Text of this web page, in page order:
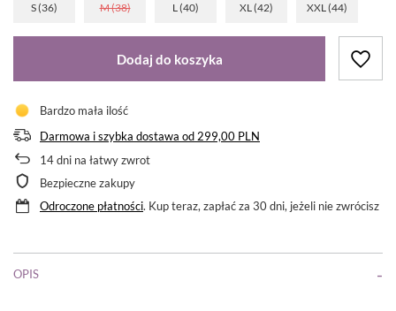
S (36) M (38) L (40) XL (42) XXL (44)
Dodaj do koszyka
Bardzo mała ilość
Darmowa i szybka dostawa od 299,00 PLN
14dni na łatwy zwrot
Bezpieczne zakupy
Odroczone płatności. Kup teraz, zapłać za 30 dni, jeżeli nie zwrócisz
OPIS